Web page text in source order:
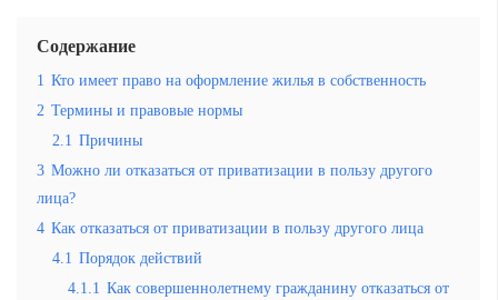
Содержание
1 Кто имеет право на оформление жилья в собственность
2 Термины и правовые нормы
2.1 Причины
3 Можно ли отказаться от приватизации в пользу другого
лица?
4 Как отказаться от приватизации в пользу другого лица
4.1 Порядок действий
4.1.1 Как совершеннолетнему гражданину отказаться от